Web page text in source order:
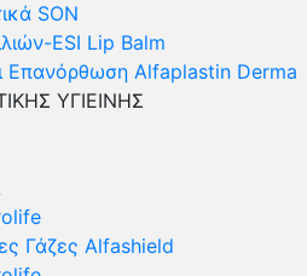
SON
ESI Lip Balm
Επανόρθωση Alfaplastin Derma
ΥΓΙΕΙΝΗΣ
Γάζες Alfashield